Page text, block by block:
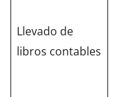
Llevado de
libros contables